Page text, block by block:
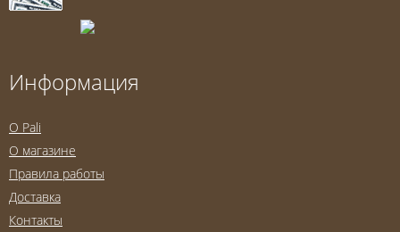
Информация
O Pali
О магазине
Правила работы
Доставка
Контакты